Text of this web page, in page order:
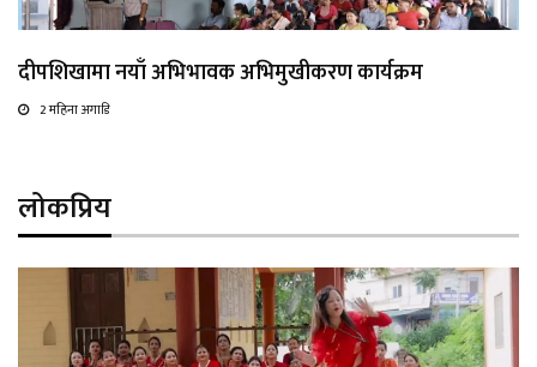
दीपशिखामा नयाँ अभिभावक अभिमुखीकरण कार्यक्रम
2 महिना अगाडि
लोकप्रिय